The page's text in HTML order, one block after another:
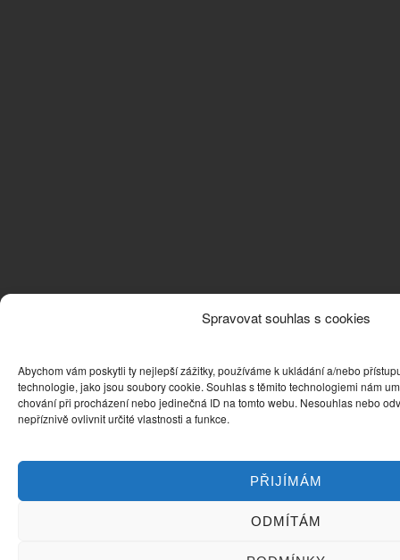
Spravovat souhlas s cookies
Abychom vám poskytli ty nejlepší zážitky, používáme k ukládání a/nebo
technologie, jako jsou soubory cookie. Souhlas s těmito technologiemi nám
chování při procházení nebo jedinečná ID na tomto webu. Nesouhlas nebo
nepříznivě ovlivnit určité vlastnosti a funkce.
PŘIJÍMÁM
ODMÍTÁM